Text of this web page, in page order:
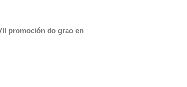
promoción do grao en